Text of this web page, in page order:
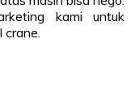
kami untuk
crane.